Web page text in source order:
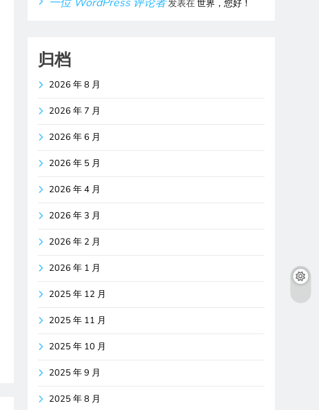
发表在世界，您好！
归档
2026 年 8 月
2026 年 7 月
2026 年 6 月
2026 年 5 月
2026 年 4 月
2026 年 3 月
2026 年 2 月
2026 年 1 月
2025 年 12 月
2025 年 11 月
2025 年 10 月
2025 年 9 月
2025 年 8 月